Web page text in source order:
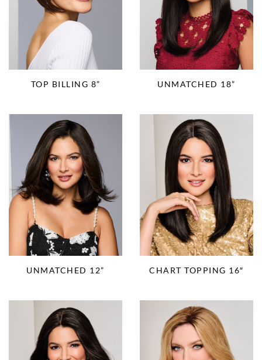
TOP BILLING 8” UNMATCHED 18”
UNMATCHED 12” CHART TOPPING 16″